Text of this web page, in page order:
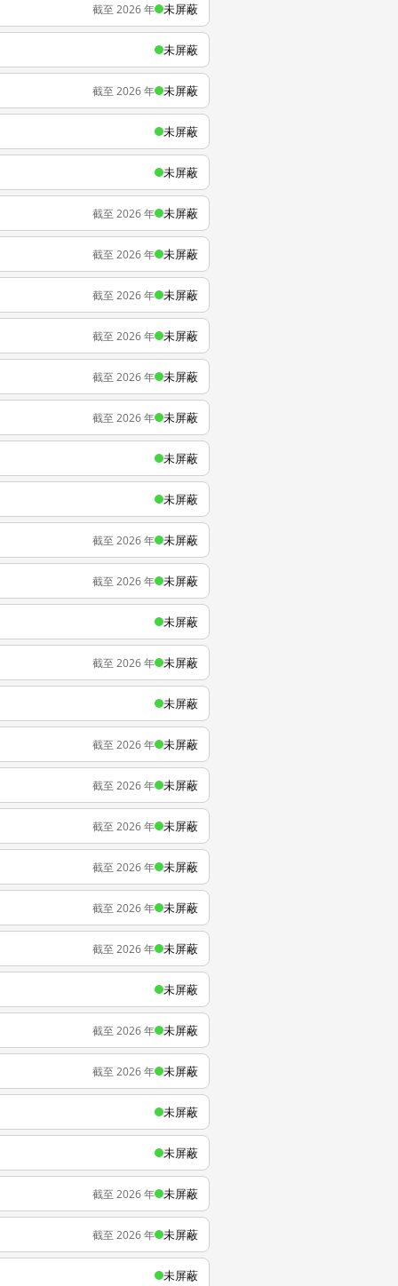
截至 2026 年 未屏蔽
未屏蔽
截至 2026 年 未屏蔽
未屏蔽
未屏蔽
截至 2026 年 未屏蔽
截至 2026 年 未屏蔽
截至 2026 年 未屏蔽
截至 2026 年 未屏蔽
截至 2026 年 未屏蔽
截至 2026 年 未屏蔽
未屏蔽
未屏蔽
截至 2026 年 未屏蔽
截至 2026 年 未屏蔽
未屏蔽
截至 2026 年 未屏蔽
未屏蔽
截至 2026 年 未屏蔽
截至 2026 年 未屏蔽
截至 2026 年 未屏蔽
截至 2026 年 未屏蔽
截至 2026 年 未屏蔽
截至 2026 年 未屏蔽
未屏蔽
截至 2026 年 未屏蔽
截至 2026 年 未屏蔽
未屏蔽
未屏蔽
截至 2026 年 未屏蔽
截至 2026 年 未屏蔽
未屏蔽